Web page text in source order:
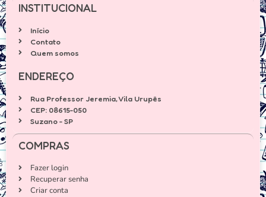
INSTITUCIONAL
Início
Contato
Quem somos
ENDEREÇO
Rua Professor Jeremia, Vila Urupês
CEP: 08615-050
Suzano - SP
COMPRAS
Fazer login
Recuperar senha
Criar conta